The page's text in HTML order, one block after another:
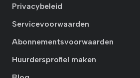
Privacybeleid
Servicevoorwaarden
Abonnementsvoorwaarden
Huurdersprofiel maken